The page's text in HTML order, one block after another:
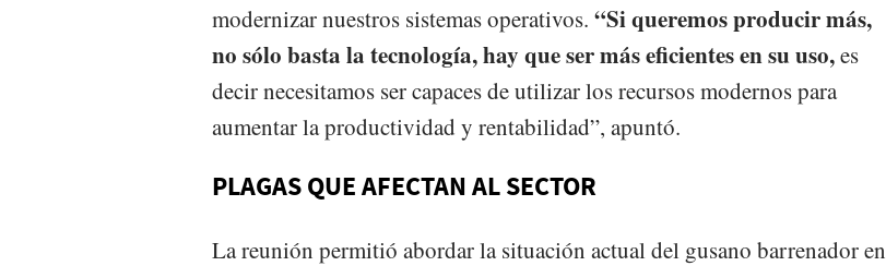
modernizar nuestros sistemas operativos. “Si queremos producir más,
no sólo basta la tecnología, hay que ser más eficientes en su uso,es
decir necesitamos ser capaces de utilizar los recursos modernos para
aumentar la productividad y rentabilidad”, apuntó.
PLAGAS QUE AFECTAN AL SECTOR
La reunión permitió abordar la situación actual del gusano barrenador en